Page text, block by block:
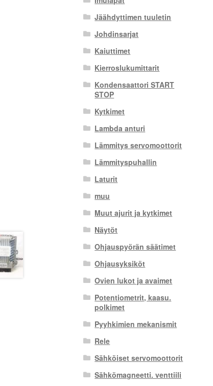
Jäähdyttimen tuuletin
Johdinsarjat
Kaiuttimet
Kierroslukumittarit
Kondensaattori START
STOP
Kytkimet
Lambda anturi
Lämmitys servomoottorit
Lämmityspuhallin
Laturit
muu
Muut ajurit ja kytkimet
Näytöt
Ohjauspyörän säätimet
Ohjausyksiköt
Ovien lukot ja avaimet
Potentiometrit, kaasu.
polkimet
Pyyhkimien mekanismit
Rele
Sähköiset servomoottorit
Sähkömagneetti. venttiili